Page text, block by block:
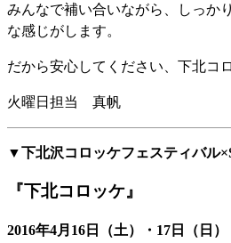
みんなで補い合いながら、しっか
な感じがします。
だから安心してください、下北コ
火曜日担当 真帆
▼下北沢コロッケフェスティバル
『下北コロッケ』
2016年4月16日（土）・17日（日）